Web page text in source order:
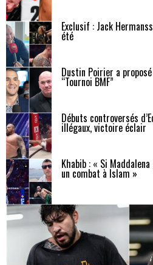
Exclusif : Jack
été
Dustin Poirier a
“Tournoi BMF”
Débuts controversés
illégaux, victoire éclair
Khabib : « Si
un combat à Islam »